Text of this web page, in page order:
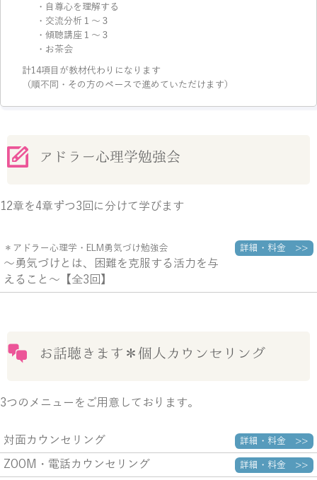
・自尊心を理解する
・交流分析１～３
・傾聴講座１～３
・お茶会
計14項目が教材代わりになります
（順不同・その方のペースで進めていただけます）
アドラー心理学勉強会
12章を4章ずつ3回に分けて学びます
＊アドラー心理学・ELM勇気づけ勉強会
～勇気づけとは、困難を克服する活力を与
えること～【全3回】
詳細・料金 >>
お話聴きます＊個人カウンセリング
3つのメニューをご用意しております。
対面カウンセリング 詳細・料金 >>
ZOOM・電話カウンセリング 詳細・料金 >>